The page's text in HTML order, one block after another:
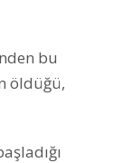
bu
öldüğü,